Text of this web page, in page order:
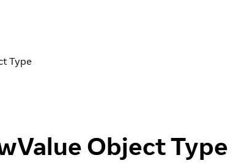
Type
Object Type